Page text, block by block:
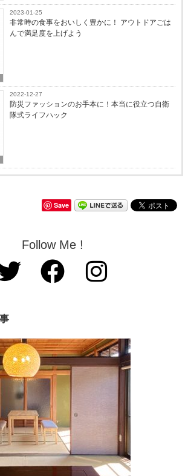
2023-01-25
非常時の食事をおいしく豊かに！ アウトドアごは
んで満足度を上げよう
2022-12-27
防災ファッションのお手本に！本当に役立つ自衛
隊式ライフハック
Save
Follow Me !